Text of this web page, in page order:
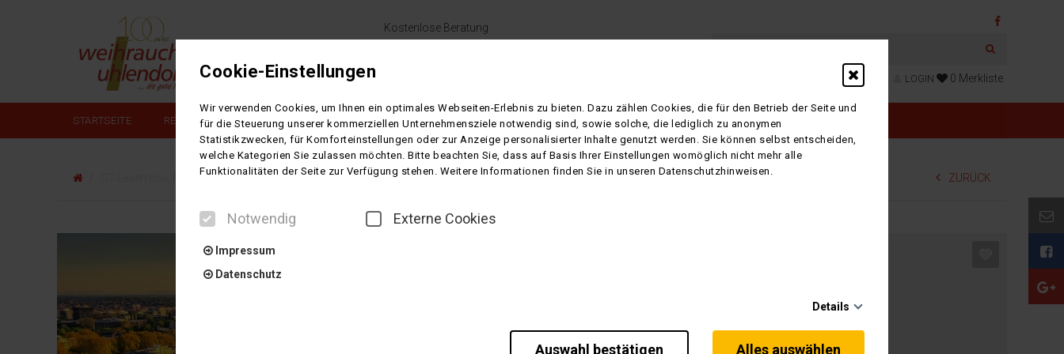
Kostenlose Beratung
LOGIN 0 Merkliste
STARTSEITE REISEANGEBOTE MIETBUS/BUS-CHARTER LINIENVERKEHR ÜBER UNS KONTAKT
GT-Leserreise: Elsass - Straßburg ZURÜCK
Vielseitige Erlebnisse
Cookie-Einstellungen
Wir verwenden Cookies, um Ihnen ein optimales Webseiten-Erlebnis zu bieten. Dazu zählen Cookies, die für den Betrieb der Seite und
für die Steuerung unserer kommerziellen Unternehmensziele notwendig sind, sowie solche, die lediglich zu anonymen
Statistikzwecken, für Komforteinstellungen oder zur Anzeige personalisierter Inhalte genutzt werden. Sie können selbst entscheiden,
welche Kategorien Sie zulassen möchten. Bitte beachten Sie, dass auf Basis Ihrer Einstellungen womöglich nicht mehr alle
Funktionalitäten der Seite zur Verfügung stehen. Weitere Informationen finden Sie in unseren Datenschutzhinweisen.
Notwendig Externe Cookies
Impressum
Datenschutz
Details
Auswahl bestätigen Alles auswählen